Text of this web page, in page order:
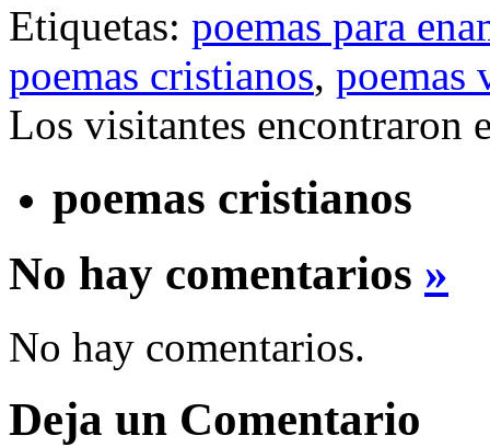
Etiquetas: poemas para
poemas cristianos, poemas
Los visitantes encontraron
poemas cristianos
No hay comentarios »
No hay comentarios.
Deja un Comentario